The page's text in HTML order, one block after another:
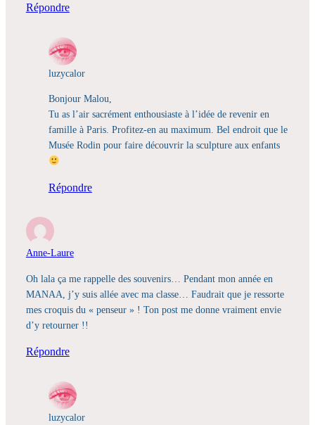
Répondre
luzycalor
Bonjour Malou,
Tu as l’air sacrément enthousiaste à l’idée de revenir en
famille à Paris. Profitez-en au maximum. Bel endroit que le
Musée Rodin pour faire découvrir la sculpture aux enfants
Répondre
Anne-Laure
Oh lala ça me rappelle des souvenirs… Pendant mon année en
MANAA, j’y suis allée avec ma classe… Faudrait que je ressorte
mes croquis du « penseur » ! Ton post me donne vraiment envie
d’y retourner !!
Répondre
luzycalor